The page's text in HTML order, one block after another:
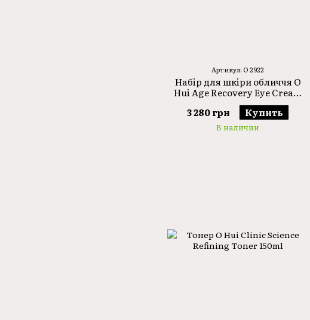
Артикул: O 2922
Набір для шкіри обличчя O
Hui Age Recovery Eye Cream
Special Set 3
3 280 грн Купить
В наличии